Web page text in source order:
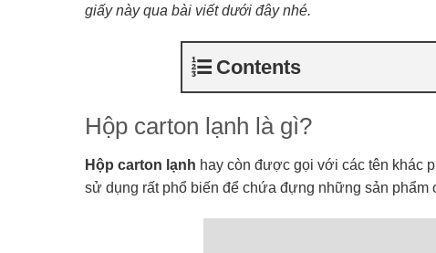
giấy này qua bài viết dưới đây nhé.
Contents
Hộp carton lạnh là gì?
Hộp carton lạnh hay còn được gọi với các tên khác
sử dụng rất phổ biến để chứa đựng những sản phẩm